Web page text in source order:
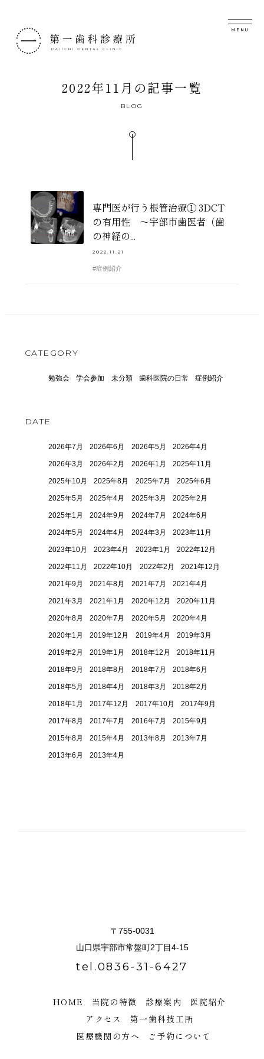
第一歯科診療所
2022年11月 の記事一覧
BLOG
専門医が行う根管治療① 3DCT
の有用性 〜宇部市歯医者（歯
の神経の...
2022.11.21
#症例紹介
CATEGORY
勉強会 学会参加 未分類 歯科医院の日常 症例紹介
DATE
2026年7月 2026年6月 2026年5月 2026年4月
2026年3月 2026年2月 2026年1月 2025年11月
2025年10月 2025年8月 2025年7月 2025年6月
2025年5月 2025年4月 2025年3月 2025年2月
2025年1月 2024年9月 2024年7月 2024年6月
2024年5月 2024年4月 2024年3月 2023年11月
2023年10月 2023年4月 2023年1月 2022年12月
2022年11月 2022年10月 2022年2月 2021年12月
2021年9月 2021年8月 2021年7月 2021年4月
2021年3月 2021年1月 2020年12月 2020年11月
2020年8月 2020年7月 2020年5月 2020年4月
2020年1月 2019年12月 2019年4月 2019年3月
2019年2月 2019年1月 2018年12月 2018年11月
2018年9月 2018年8月 2018年7月 2018年6月
2018年5月 2018年4月 2018年3月 2018年2月
2018年1月 2017年12月 2017年10月 2017年9月
2017年8月 2017年7月 2016年7月 2015年9月
2015年8月 2015年4月 2013年8月 2013年7月
2013年6月 2013年4月
〒755-0031
山口県宇部市常盤町2丁目4-15
tel.0836-31-6427
HOME 当院の特徴 診療案内
医院紹介
アクセス
第一歯科技工所
医療機関の方へ
ご予約について